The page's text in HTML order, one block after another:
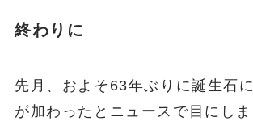
終わりに
先月、およそ63年ぶりに誕生石
が加わったとニュースで目にしま